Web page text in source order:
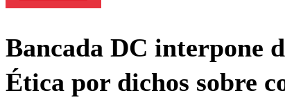
Bancada DC interpone
Ética por dichos sobre